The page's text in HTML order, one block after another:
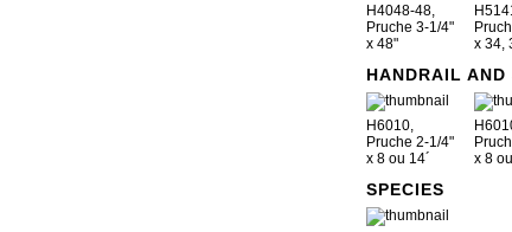
H4048-48,
Pruche 3-1/4"
x 48"
x 34,
HANDRAIL AND
H6010,
Pruche 2-1/4"
x 8 ou 14´
x 8
SPECIES